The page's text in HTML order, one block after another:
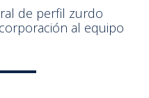
de perfil zurdo
al equipo